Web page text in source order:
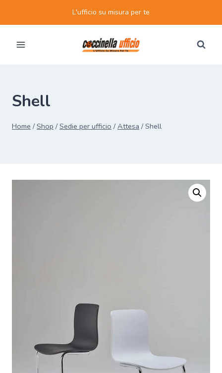
L'ufficio su misura per te
Shell
Home / Shop / Sedie per ufficio / Attesa / Shell